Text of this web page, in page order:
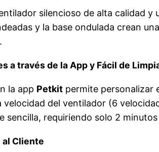
silencioso de alta calidad
y la base ondulada crean
a través de la App y Fácil de
la app Petkit permite personalizar
velocidad del ventilador (6
sencilla, requiriendo solo 2
al Cliente